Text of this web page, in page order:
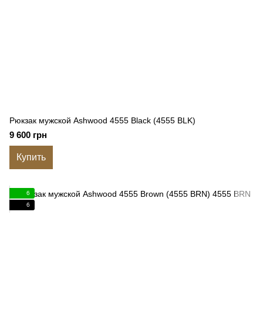
Рюкзак мужской Ashwood 4555 Black (4555 BLK)
9 600 грн
Купить
6
6